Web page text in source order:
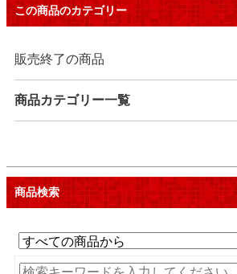
この商品のカテゴリー
販売終了の商品
商品カテゴリー一覧
商品検索